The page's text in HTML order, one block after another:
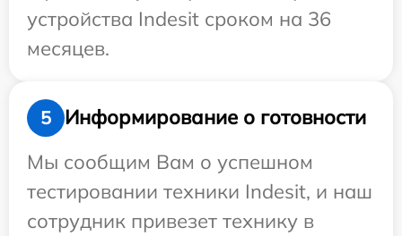
устройства Indesit сроком на 36
месяцев.
5
Информирование о готовности
Мы сообщим Вам о успешном
тестировании техники Indesit, и наш
сотрудник привезет технику в